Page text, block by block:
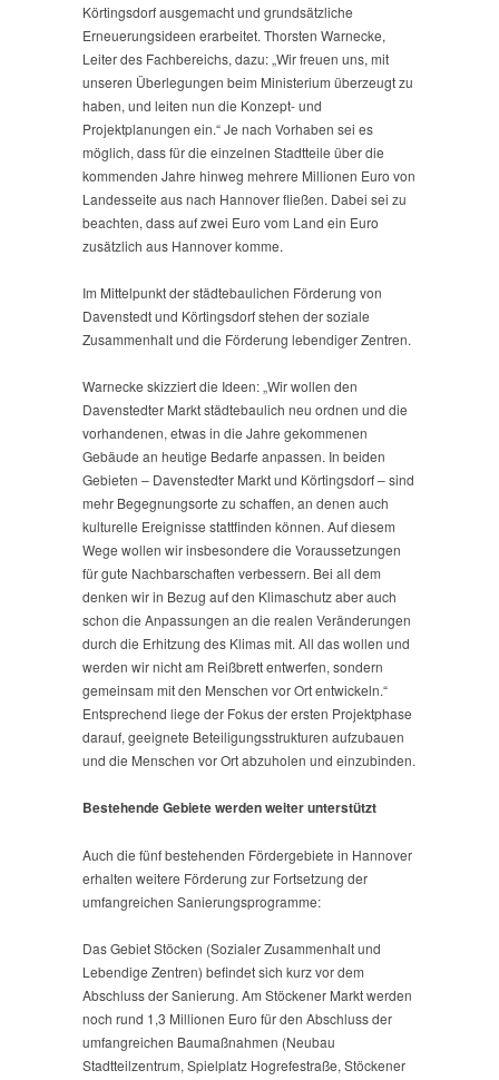
Körtingsdorf ausgemacht und grundsätzliche
Erneuerungsideen erarbeitet. Thorsten Warnecke,
Leiter des Fachbereichs, dazu: „Wir freuen uns, mit
unseren Überlegungen beim Ministerium überzeugt zu
haben, und leiten nun die Konzept- und
Projektplanungen ein.“ Je nach Vorhaben sei es
möglich, dass für die einzelnen Stadtteile über die
kommenden Jahre hinweg mehrere Millionen Euro von
Landesseite aus nach Hannover fließen. Dabei sei zu
beachten, dass auf zwei Euro vom Land ein Euro
zusätzlich aus Hannover komme.
Im Mittelpunkt der städtebaulichen Förderung von
Davenstedt und Körtingsdorf stehen der soziale
Zusammenhalt und die Förderung lebendiger Zentren.
Warnecke skizziert die Ideen: „Wir wollen den
Davenstedter Markt städtebaulich neu ordnen und die
vorhandenen, etwas in die Jahre gekommenen
Gebäude an heutige Bedarfe anpassen. In beiden
Gebieten – Davenstedter Markt und Körtingsdorf – sind
mehr Begegnungsorte zu schaffen, an denen auch
kulturelle Ereignisse stattfinden können. Auf diesem
Wege wollen wir insbesondere die Voraussetzungen
für gute Nachbarschaften verbessern. Bei all dem
denken wir in Bezug auf den Klimaschutz aber auch
schon die Anpassungen an die realen Veränderungen
durch die Erhitzung des Klimas mit. All das wollen und
werden wir nicht am Reißbrett entwerfen, sondern
gemeinsam mit den Menschen vor Ort entwickeln.“
Entsprechend liege der Fokus der ersten Projektphase
darauf, geeignete Beteiligungsstrukturen aufzubauen
und die Menschen vor Ort abzuholen und einzubinden.
Bestehende Gebiete werden weiter unterstützt
Auch die fünf bestehenden Fördergebiete in Hannover
erhalten weitere Förderung zur Fortsetzung der
umfangreichen Sanierungsprogramme:
Das Gebiet Stöcken (Sozialer Zusammenhalt und
Lebendige Zentren) befindet sich kurz vor dem
Abschluss der Sanierung. Am Stöckener Markt werden
noch rund 1,3 Millionen Euro für den Abschluss der
umfangreichen Baumaßnahmen (Neubau
Stadtteilzentrum, Spielplatz Hogrefestraße, Stöckener